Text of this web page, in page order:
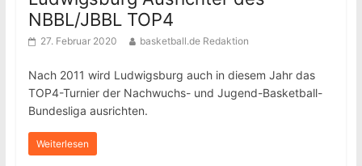
NBBL/JBBL TOP4
27. Februar 2020 basketball.de Redaktion
Nach 2011 wird Ludwigsburg auch in diesem Jahr das
TOP4-Turnier der Nachwuchs- und Jugend-Basketball-
Bundesliga ausrichten.
Weiterlesen